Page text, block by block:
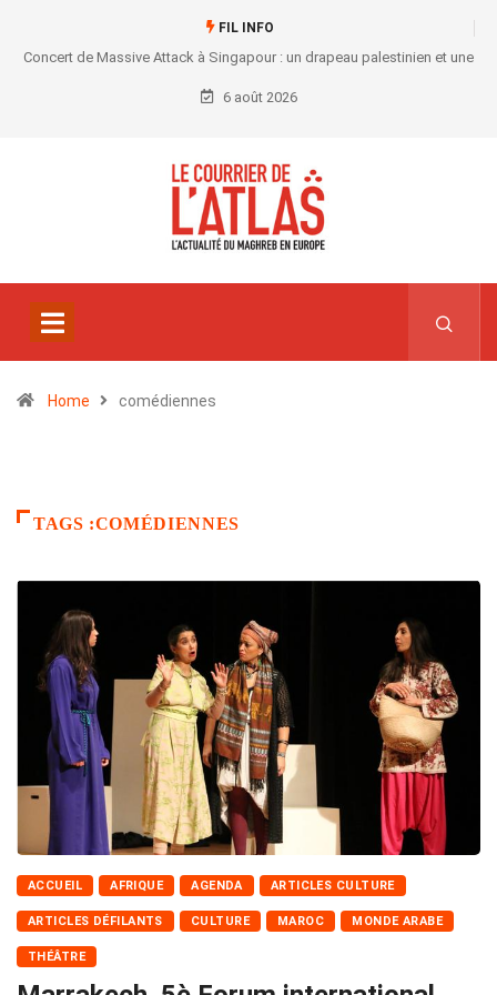
FIL INFO
Concert de Massive Attack à Singapour : un drapeau palestinien et une
convocation au commissariat
6 août 2026
Home comédiennes
TAGS :COMÉDIENNES
ACCUEIL AFRIQUE AGENDA ARTICLES CULTURE
ARTICLES DÉFILANTS CULTURE MAROC MONDE ARABE
THÉÂTRE